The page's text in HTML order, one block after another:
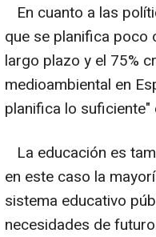
En cuanto a las
que se planifica poco
largo plazo y el 75%
medioambiental en
planifica lo suficiente"
La educación es
en este caso la
sistema educativo
necesidades de